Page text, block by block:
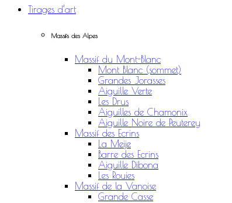
Tirages d’art
Massifs des Alpes
Massif du Mont-Blanc
Mont Blanc (sommet)
Grandes Jorasses
Aiguille Verte
Les Drus
Aiguilles de Chamonix
Aiguille Noire de Peuterey
Massif des Ecrins
La Meije
Barre des Ecrins
Aiguille Dibona
Les Rouies
Massif de la Vanoise
Grande Casse